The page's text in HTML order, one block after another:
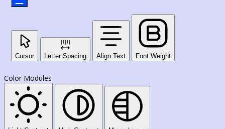
Cursor Letter Spacing Align Text Font Weight
Color Modules